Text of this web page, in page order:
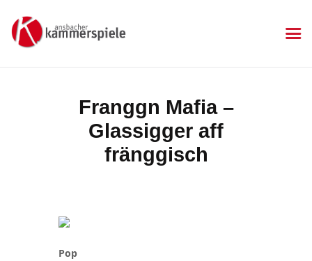
Franggn Mafia –
Glassigger aff
fränggisch
KAMMERSPIELE
Aktuelles
Kartenkauf
Die Kammerspiele
Mitgliedschaft
Pop